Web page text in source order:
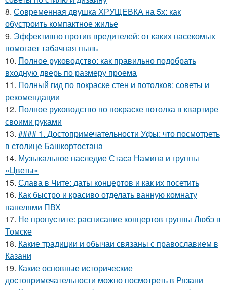
8. Современная двушка ХРУЩЕВКА на 5х: как
обустроить компактное жилье
9. Эффективно против вредителей: от каких насекомых
помогает табачная пыль
10. Полное руководство: как правильно подобрать
входную дверь по размеру проема
11. Полный гид по покраске стен и потолков: советы и
рекомендации
12. Полное руководство по покраске потолка в квартире
своими руками
13. #### 1. Достопримечательности Уфы: что посмотреть
в столице Башкортостана
14. Музыкальное наследие Стаса Намина и группы
«Цветы»
15. Слава в Чите: даты концертов и как их посетить
16. Как быстро и красиво отделать ванную комнату
панелями ПВХ
17. Не пропустите: расписание концертов группы Любэ в
Томске
18. Какие традиции и обычаи связаны с православием в
Казани
19. Какие основные исторические
достопримечательности можно посмотреть в Рязани